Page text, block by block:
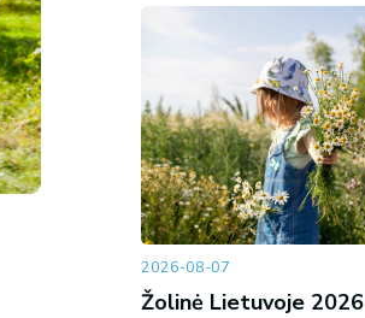
2026-08-07
Žolinė Lietuvoje 2026